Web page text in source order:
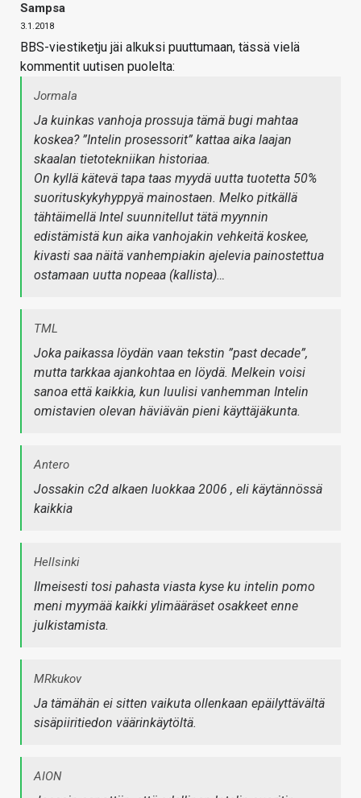
Sampsa
3.1.2018
BBS-viestiketju jäi alkuksi puuttumaan, tässä vielä
kommentit uutisen puolelta:
Jormala
Ja kuinkas vanhoja prossuja tämä bugi mahtaa
koskea? ”Intelin prosessorit” kattaa aika laajan
skaalan tietotekniikan historiaa.
On kyllä kätevä tapa taas myydä uutta tuotetta 50%
suorituskykyhyppyä mainostaen. Melko pitkällä
tähtäimellä Intel suunnitellut tätä myynnin
edistämistä kun aika vanhojakin vehkeitä koskee,
kivasti saa näitä vanhempiakin ajelevia painostettua
ostamaan uutta nopeaa (kallista)…
TML
Joka paikassa löydän vaan tekstin ”past decade”,
mutta tarkkaa ajankohtaa en löydä. Melkein voisi
sanoa että kaikkia, kun luulisi vanhemman Intelin
omistavien olevan häviävän pieni käyttäjäkunta.
Antero
Jossakin c2d alkaen luokkaa 2006 , eli käytännössä
kaikkia
Hellsinki
Ilmeisesti tosi pahasta viasta kyse ku intelin pomo
meni myymää kaikki ylimääräset osakkeet enne
julkistamista.
MRkukov
Ja tämähän ei sitten vaikuta ollenkaan epäilyttävältä
sisäpiiritiedon väärinkäytöltä.
AION